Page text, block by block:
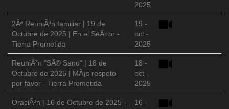
2025
2Âª ReuniÃ³n familiar | 19 de
Octubre de 2025 | En el SeÃ±or -
Tierra Prometida
19 -
oct -
2025
ReuniÃ³n "SÃ© Sano" | 18 de
Octubre de 2025 | MÃ¡s respeto
por favor - Tierra Prometida
18 -
oct -
2025
OraciÃ³n | 16 de Octubre de 2025 -
16 -